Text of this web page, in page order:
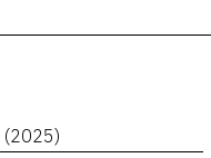
(2025)